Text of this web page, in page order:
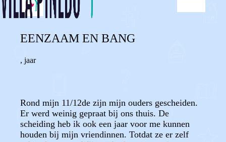
EENZAAM EN BANG
, jaar
Rond mijn 11/12de zijn mijn ouders gescheiden.
Er werd weinig gepraat bij ons thuis. De
scheiding heb ik ook een jaar voor me kunnen
houden bij mijn vriendinnen. Totdat ze er zelf